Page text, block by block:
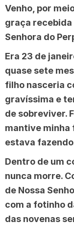
Venho, por
graça recebida
Senhora do
Era 23 de
quase sete
filho nasceria
gravíssima e
de sobreviver.
mantive minha
estava
Dentro de um
nunca morre.
de Nossa
com a fotinho
das novenas